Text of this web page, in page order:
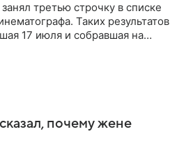
третью строчку в списке
Таких результатов
17 июля и собравшая на
почему жене